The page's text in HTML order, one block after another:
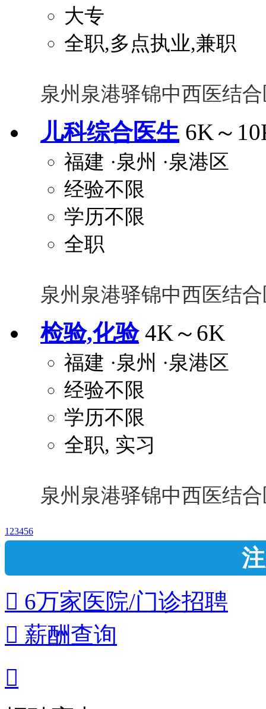
大专
全职,多点执业,兼职
泉州泉港驿锦中西医结
儿科综合医生 6K～
福建 ·泉州 ·泉港区
经验不限
学历不限
全职
泉州泉港驿锦中西医结
检验,化验 4K～6K
福建 ·泉州 ·泉港区
经验不限
学历不限
全职, 实习
泉州泉港驿锦中西医结
1 23456
 6万家医院/门诊招聘
 薪酬查询
